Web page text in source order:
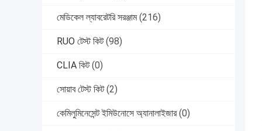
মেডিকেল ল্যাবরেটরি সরঞ্জাম (216)
RUO টেস্ট কিট (98)
CLIA কিট (0)
সোয়াব টেস্ট কিট (2)
কেমিলুমিনেসেন্ট ইমিউনোসে অ্যানালাইজার (0)